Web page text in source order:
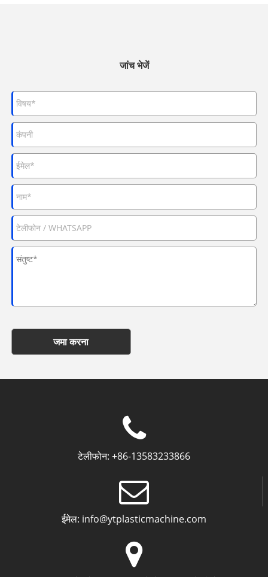
जांच भेजें
जमा करना
टेलीफोन: +86-13583233866
ईमेल: info@ytplasticmachine.com